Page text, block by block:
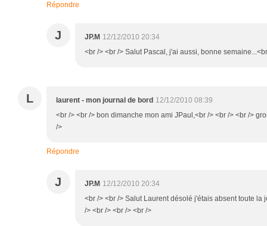
Répondre
J JP.M 12/12/2010 20:34
<br /> <br /> Salut Pascal, j'ai aussi, bonne
L laurent - mon journal de bord 12/12/2010 08:39
<br /> <br /> bon dimanche mon ami JPaul,<br /> <br /> <br />
/>
Répondre
J JP.M 12/12/2010 20:34
<br /> <br /> Salut Laurent désolé j'étais absent toute la
/> <br /> <br /> <br />